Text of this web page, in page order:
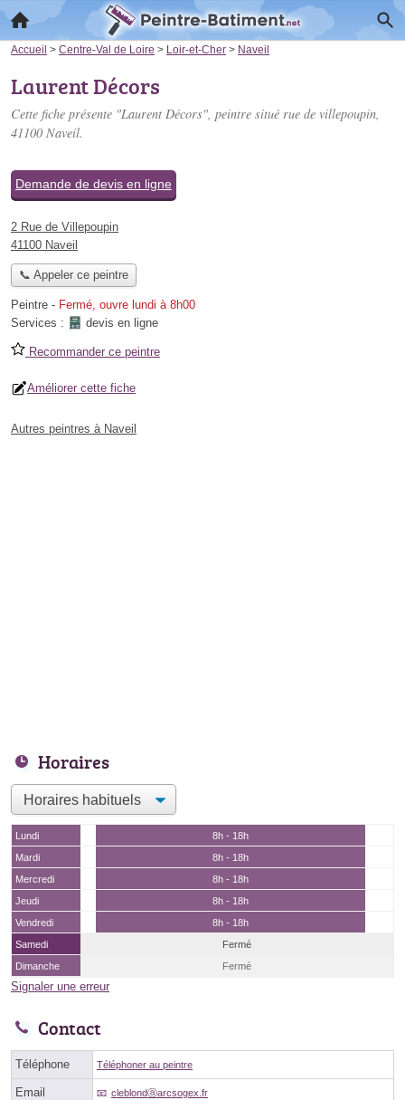
Accueil > Centre-Val de Loire > Loir-et-Cher > Naveil
Laurent Décors
Cette fiche présente "Laurent Décors", peintre situé rue de villepoupin,
41100 Naveil.
Demande de devis en ligne
2 Rue de Villepoupin
41100 Naveil
📞 Appeler ce peintre
Peintre - Fermé, ouvre lundi à 8h00
Services :
devis en ligne
Recommander ce peintre
Améliorer cette fiche
Autres peintres à Naveil
Horaires
Lundi
8h - 18h
Mardi
8h - 18h
Mercredi
8h - 18h
Jeudi
8h - 18h
Vendredi
8h - 18h
Samedi
Fermé
Dimanche
Fermé
Signaler une erreur
Contact
Téléphone Téléphoner au peintre
Email cleblondⓐarcsogex.fr